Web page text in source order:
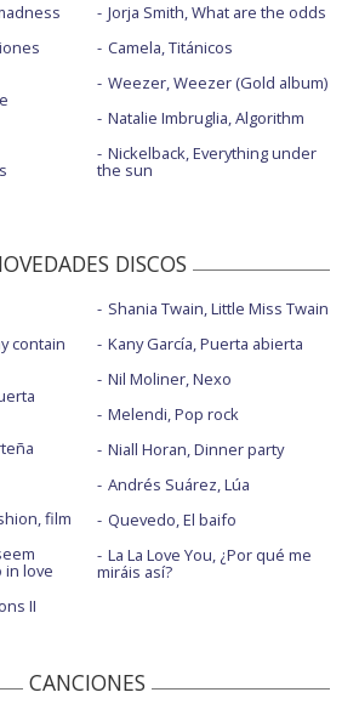
Jorja Smith, What are the odds
Camela, Titánicos
Weezer, Weezer (Gold album)
Natalie Imbruglia, Algorithm
Nickelback, Everything under
the sun
DISCOS
contain
film
in love
II
Shania Twain, Little Miss Twain
Kany García, Puerta abierta
Nil Moliner, Nexo
Melendi, Pop rock
Niall Horan, Dinner party
Andrés Suárez, Lúa
Quevedo, El baifo
La La Love You, ¿Por qué me
miráis así?
CANCIONES